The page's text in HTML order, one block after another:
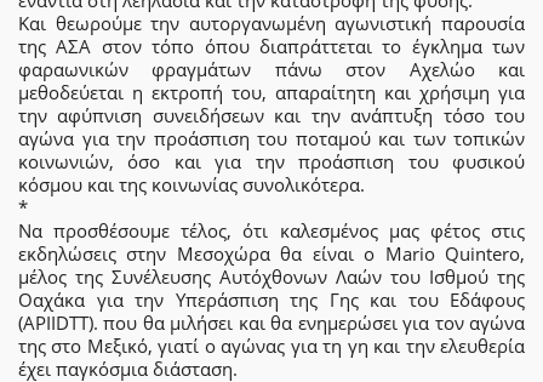
Και θεωρούµε την αυτοργανωμένη αγωνιστική παρουσία
της ΑΣΑ στον τόπο όπου διαπράττεται το έγκληµα των
φαραωνικών φραγµάτων πάνω στον Αχελώο και
μεθοδεύεται η εκτροπή του, απαραίτητη και χρήσιµη για
την αφύπνιση συνειδήσεων και την ανάπτυξη τόσο του
αγώνα για την προάσπιση του ποταμού και των τοπικών
κοινωνιών, όσο και για την προάσπιση του φυσικού
κόσµου και της κοινωνίας συνολικότερα.
*
Να προσθέσουμε τέλος, ότι καλεσμένος μας φέτος στις
εκδηλώσεις στην Μεσοχώρα θα είναι ο Mario Quintero,
μέλος της Συνέλευσης Αυτόχθονων Λαών του Ισθμού της
Οαχάκα για την Υπεράσπιση της Γης και του Εδάφους
(APIIDTT). που θα μιλήσει και θα ενημερώσει για τον αγώνα
της στο Μεξικό, γιατί ο αγώνας για τη γη και την ελευθερία
έχει παγκόσμια διάσταση.